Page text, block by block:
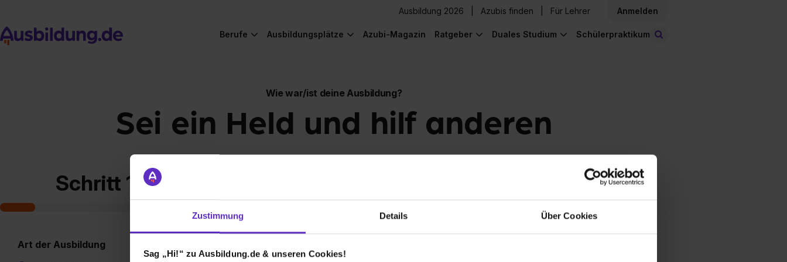
Zustimmung Details Über Cookies
Sag „Hi!“ zu Ausbildung.de & unseren Cookies!
Ausbildung 2026 Azubis finden Für Lehrer Anmelden
Berufe Ausbildungsplätze Azubi-Magazin Ratgeber Duales Studium Schülerpraktikum
Wie war/ist deine Ausbildung?
Sei ein Held und hilf anderen
Schritt 1 von 7
Art der Ausbildung